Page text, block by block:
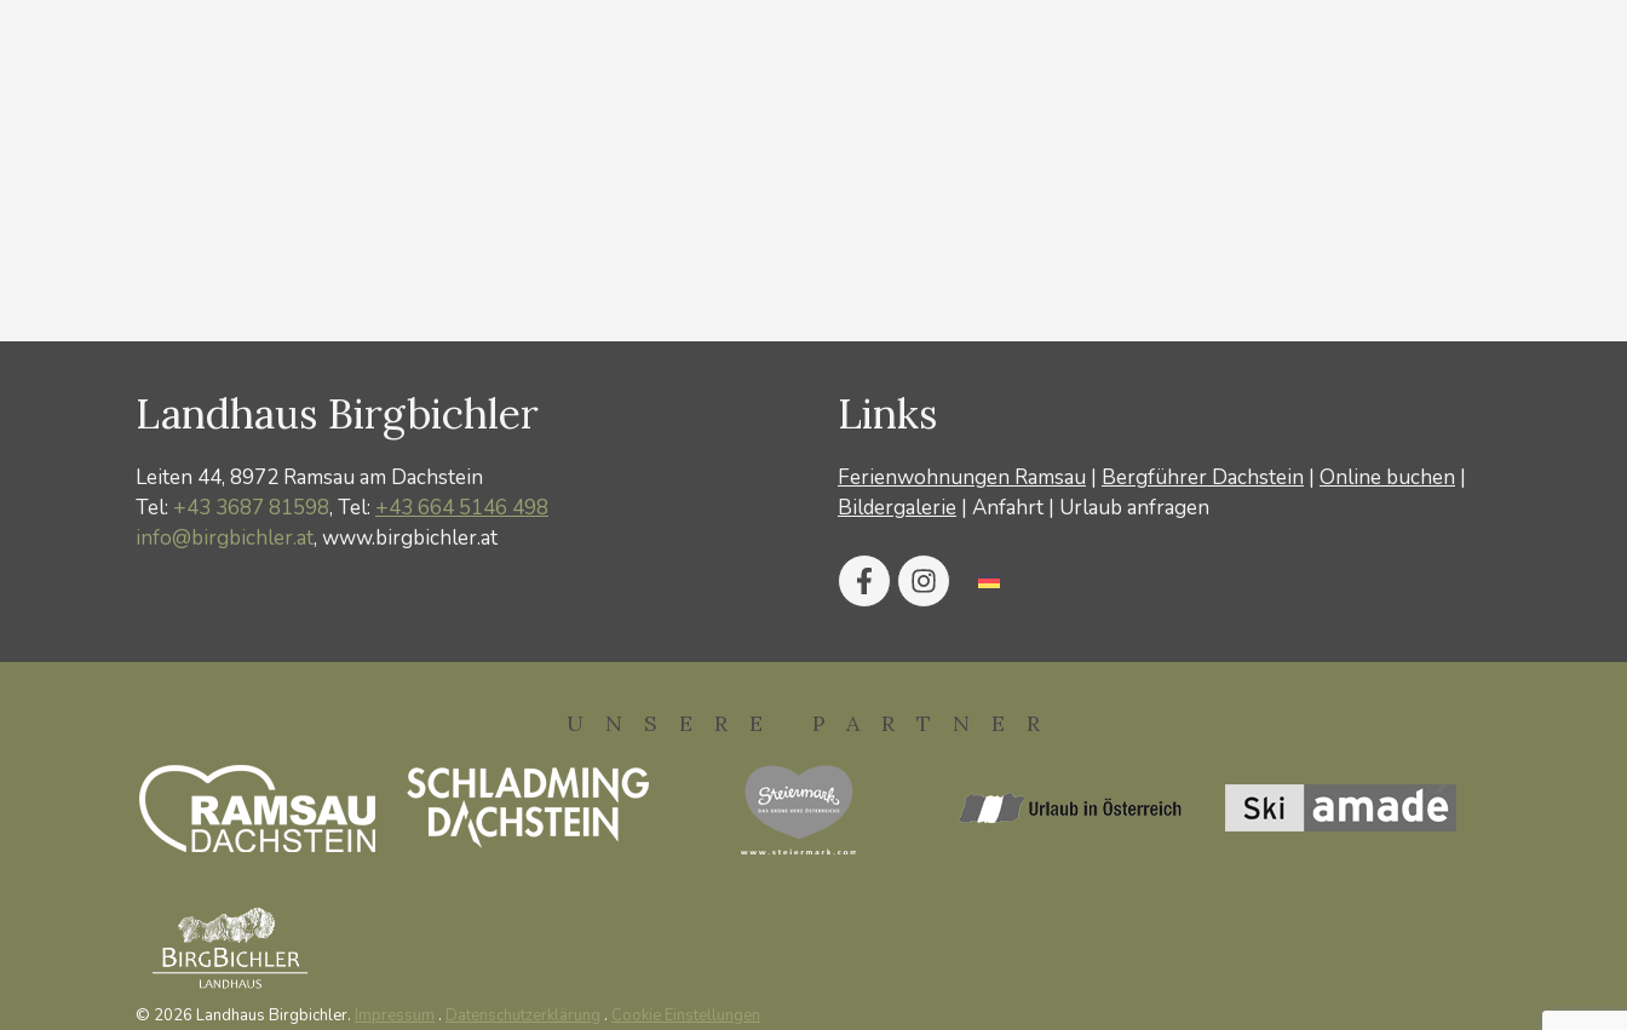
Landhaus Birgbichler
Leiten 44, 8972 Ramsau am Dachstein
Tel: +43 3687 81598, Tel: +43 664 5146 498
info@birgbichler.at, www.birgbichler.at
Links
Ferienwohnungen Ramsau | Bergführer Dachstein | Online buchen |
Bildergalerie | Anfahrt | Urlaub anfragen
UNSERE PARTNER
© 2026 Landhaus Birgbichler. Impressum . Datenschutzerklärung . Cookie Einstellungen